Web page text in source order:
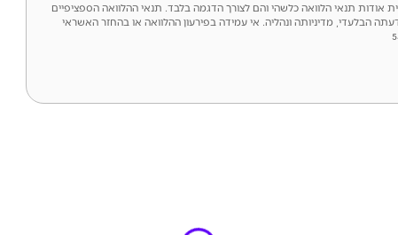
אודות תנאי הלוואה כלשהי והם לצורך הדגמה בלבד. תנאי ההלוואה הספציפיים
הבלעדי, מדיניותה ונהליה. אי עמידה בפירעון ההלוואה או בהחזר האשראי